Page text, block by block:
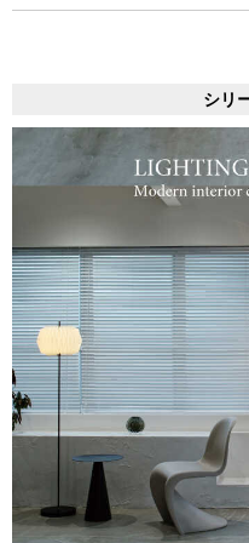
シリ